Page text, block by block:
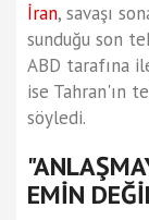
İran, savaşı
sunduğu son
ABD tarafına
ise Tahran'ın
söyledi.
EMİN